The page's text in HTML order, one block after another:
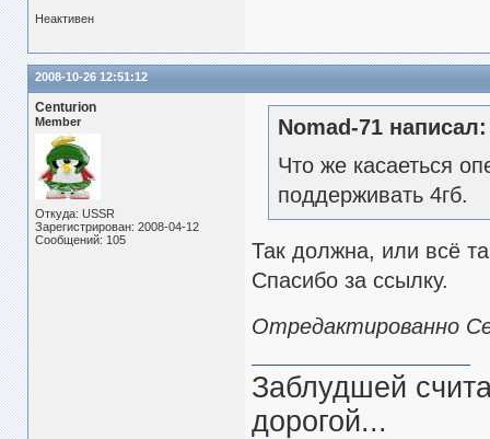
Неактивен
2008-10-26 12:51:12
Centurion
Member
Откуда: USSR
Зарегистрирован: 2008-04-12
Сообщений: 105
Nomad-71 написал:
Что же касаеться
поддерживать 4гб.
Так должна, или всё
Спасибо за ссылку.
Отредактированно
Заблудшей
дорогой...